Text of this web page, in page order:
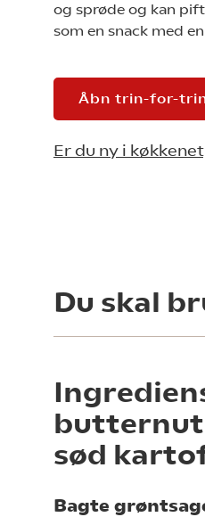
og sprøde og kan
som en snack med
Åbn trin-for-
Er du ny i
Du skal
sød
Bagte